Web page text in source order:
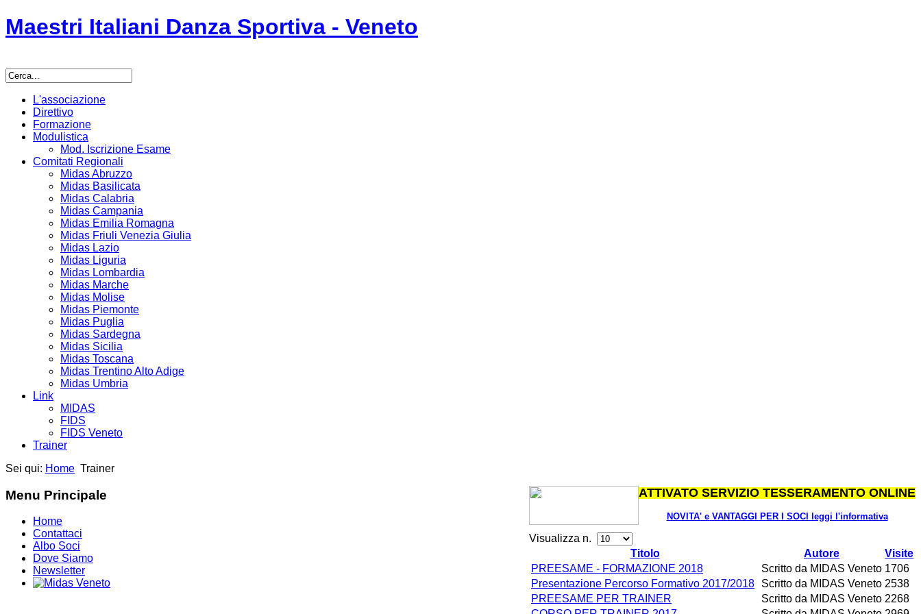
Maestri Italiani Danza Sportiva - Veneto
L'associazione
Direttivo
Formazione
Modulistica
Mod. Iscrizione Esame
Comitati Regionali
Midas Abruzzo
Midas Basilicata
Midas Calabria
Midas Campania
Midas Emilia Romagna
Midas Friuli Venezia Giulia
Midas Lazio
Midas Liguria
Midas Lombardia
Midas Marche
Midas Molise
Midas Piemonte
Midas Puglia
Midas Sardegna
Midas Sicilia
Midas Toscana
Midas Trentino Alto Adige
Midas Umbria
Link
MIDAS
FIDS
FIDS Veneto
Trainer
Sei qui: Home Trainer
Menu Principale
Home
Contattaci
Albo Soci
Dove Siamo
Newsletter
ATTIVATO SERVIZIO TESSERAMENTO ONLINE
NOVITA' e VANTAGGI PER I SOCI leggi l'informativa
Visualizza n.
Titolo
Autore
Visite
PREESAME - FORMAZIONE 2018
Scritto da MIDAS Veneto 1706
Presentazione Percorso Formativo 2017/2018
Scritto da MIDAS Veneto 2538
PREESAME PER TRAINER
Scritto da MIDAS Veneto 2268